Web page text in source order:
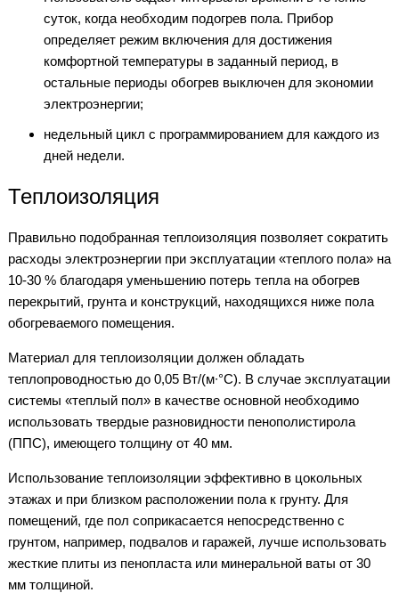
суток, когда необходим подогрев пола. Прибор
определяет режим включения для достижения
комфортной температуры в заданный период, в
остальные периоды обогрев выключен для экономии
электроэнергии;
недельный цикл с программированием для каждого из
дней недели.
Теплоизоляция
Правильно подобранная теплоизоляция позволяет сократить
расходы электроэнергии при эксплуатации «теплого пола» на
10-30 % благодаря уменьшению потерь тепла на обогрев
перекрытий, грунта и конструкций, находящихся ниже пола
обогреваемого помещения.
Материал для теплоизоляции должен обладать
теплопроводностью до 0,05 Вт/(м∙°С). В случае эксплуатации
системы «теплый пол» в качестве основной необходимо
использовать твердые разновидности пенополистирола
(ППС), имеющего толщину от 40 мм.
Использование теплоизоляции эффективно в цокольных
этажах и при близком расположении пола к грунту. Для
помещений, где пол соприкасается непосредственно с
грунтом, например, подвалов и гаражей, лучше использовать
жесткие плиты из пенопласта или минеральной ваты от 30
мм толщиной.